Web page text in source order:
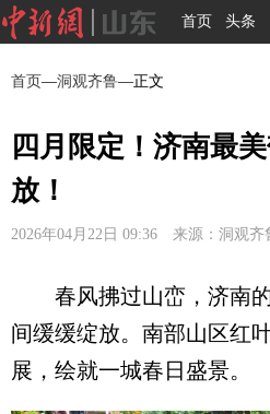
首页 头条
首页—洞观齐鲁—正文
四月限定！济南最
放！
2026年04月22日 09:36 来源：洞观齐
春风拂过山峦，济南的
间缓缓绽放。南部山区红
展，绘就一城春日盛景。